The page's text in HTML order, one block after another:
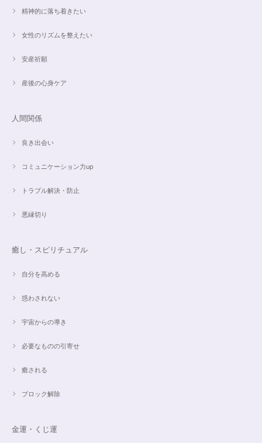
昨日、無事受け取りました。早速身につけています。 カイヤナイトがキラ
よい大きさです。 いつもありがとうございます。
す。ありがとうございました。
で、梱包も綺麗にして頂きありがとうございました😊 次に購入する時もこ
ちらでお願いしたいと思います☺️
精神的に落ち着きたい
女性のリズムを整えたい
安産祈願
産後の心身ケア
人間関係
良き出会い
コミュニケーション力up
トラブル解決・防止
悪縁切り
癒し・スピリチュアル
自分を高める
惑わされない
宇宙からの導き
必要なものの引寄せ
癒される
ブロック解除
金運・くじ運